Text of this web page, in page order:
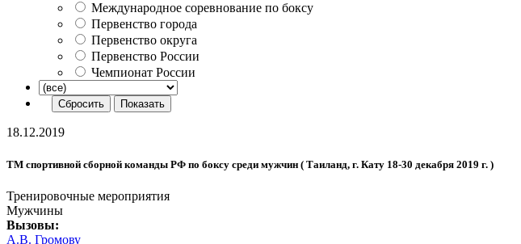
Международное соревнование по боксу
Первенство города
Первенство округа
Первенство России
Чемпионат России
18.12.2019
ТМ спортивной сборной команды РФ по боксу среди мужчин ( Таиланд, г. Кату 18-30 декабря 2019 г. )
Тренировочные мероприятия
Мужчины
Вызовы:
А.В. Громову